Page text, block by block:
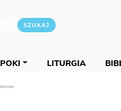
LITURGIA
REKLAMA